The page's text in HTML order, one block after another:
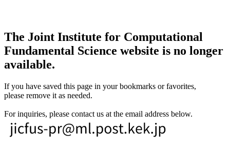
The Joint Institute for Computational
Fundamental Science website is no longer
available.
If you have saved this page in your bookmarks or favorites,
please remove it as needed.
For inquiries, please contact us at the email address below.